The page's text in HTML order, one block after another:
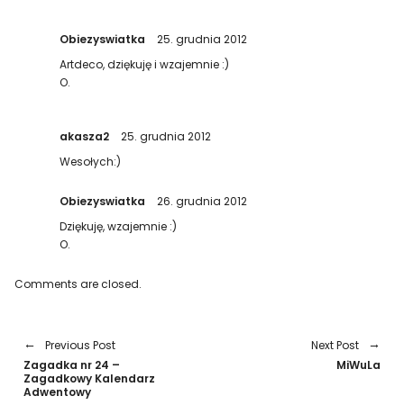
Obiezyswiatka
25. grudnia 2012
Artdeco, dziękuję i wzajemnie :)
O.
akasza2
25. grudnia 2012
Wesołych:)
Obiezyswiatka
26. grudnia 2012
Dziękuję, wzajemnie :)
O.
Comments are closed.
Previous Post
Zagadka nr 24 –
Zagadkowy Kalendarz
Adwentowy
Next Post
MiWuLa